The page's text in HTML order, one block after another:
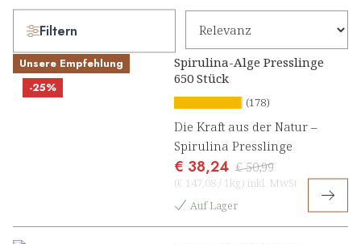
Filtern
Unsere Empfehlung
-25%
Spirulina-Alge Presslinge
650 Stück
(178)
Die Kraft aus der Natur –
Spirulina Presslinge
€ 38,24 € 50,99
(€ 147,08 / 1kg) inkl. MwSt
Auf Lager